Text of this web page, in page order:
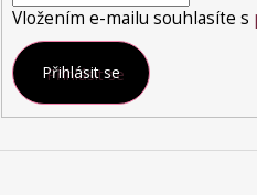
Vložením e-mailu souhlasíte s
Přihlásit se